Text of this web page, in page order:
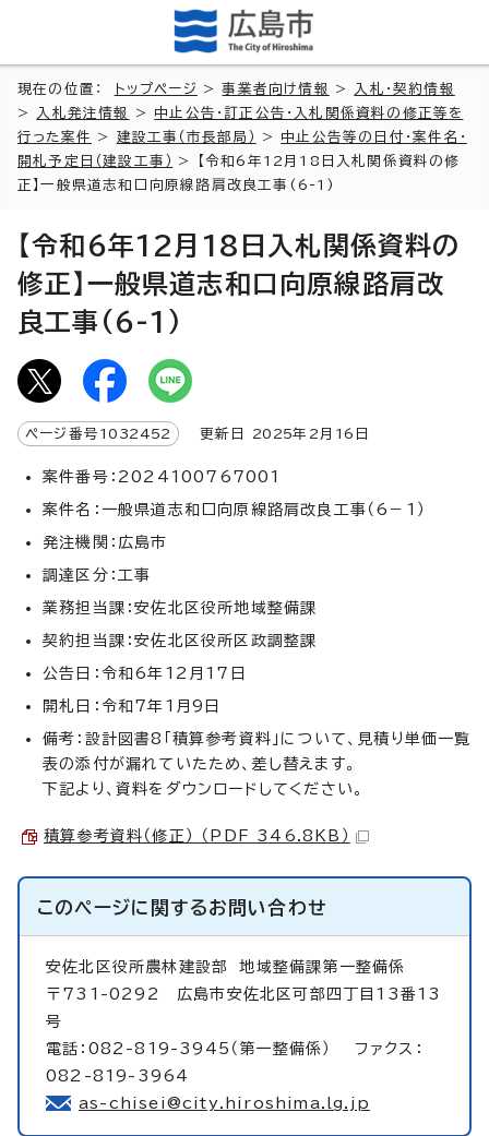
現在の位置： トップページ >事業者向け情報 >
入札・契約情報
>
入札発注情報 > 中止公告・訂正公告・入札関係資料の修正等を
行った案件
> 建設工事（市長部局） > 中止公告等の日付・案件名・
開札予定日（建設工事）
> 【令和6年12月18日入札関係資料の修
正】一般県道志和口向原線路肩改良工事(6-1)
【令和6年12月18日入札関係資料の
修正】一般県道志和口向原線路肩改
良工事(6-1)
ページ番号 1032452 更新日 2025年2月 16 日
案件番号：2024100767001
案件名：一般県道志和口向原線路肩改良工事（6－1）
発注機関：広島市
調達区分：工事
業務担当課：安佐北区役所地域整備課
契約担当課：安佐北区役所区政調整課
公告日：令和6年12月17日
開札日：令和7年1月9日
備考：設計図書8「積算参考資料」について、見積り単価一覧
表の添付が漏れていたため、差し替えます。
下記より、資料をダウンロードしてください。
積算参考資料（修正） （PDF 346.8KB）
このページに関するお問い合わせ
安佐北区役所農林建設部地域整備課第一整備係
〒731-0292 広島市安佐北区可部四丁目13番13
号
電話：082-819-3945（第一整備係） ファクス：
082-819-3964
as-chisei@city.hiroshima.lg.jp